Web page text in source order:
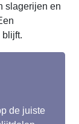
slagerijen en
blijft.
de juiste